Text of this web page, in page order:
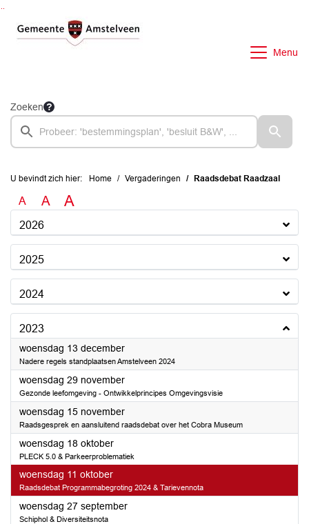
Menu
Zoeken
U bevindt zich hier: Home Vergaderingen Raadsdebat Raadzaal
A A A
2026
2025
2024
2023
woensdag 13 december2023
Nadere regels standplaatsen Amstelveen 2024
woensdag 29 november2023
Gezonde leefomgeving - Ontwikkelprincipes Omgevingsvisie
woensdag 15 november2023
Raadsgesprek en aansluitend raadsdebat over het Cobra Museum
woensdag 18 oktober2023
PLECK 5.0 & Parkeerproblematiek
woensdag 11 oktober2023
Raadsdebat Programmabegroting 2024 & Tarievennota
woensdag 27 september2023
Schiphol & Diversiteitsnota